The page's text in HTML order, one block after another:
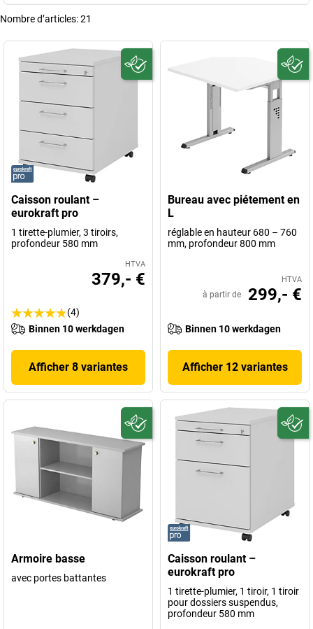
Nombre d’articles:21
Caisson roulant –
eurokraft pro
1 tirette-plumier, 3 tiroirs,
profondeur 580 mm
HTVA
379,- €
(4)
Binnen 10 werkdagen
Afficher 8 variantes
Bureau avec piétement en
L
réglable en hauteur 680 – 760
mm, profondeur 800 mm
HTVA
à partir de 299,- €
Binnen 10 werkdagen
Afficher 12 variantes
Armoire basse
avec portes battantes
Caisson roulant –
eurokraft pro
1 tirette-plumier, 1 tiroir, 1 tiroir
pour dossiers suspendus,
profondeur 580 mm